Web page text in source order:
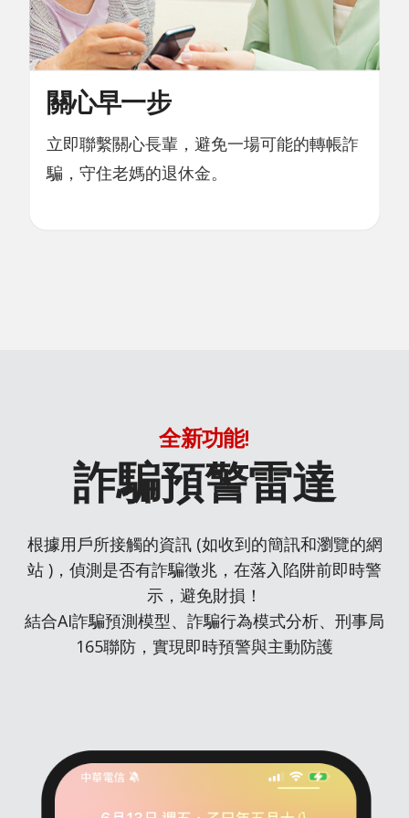
關心早一步
立即聯繫關心長輩，避免一場可能的轉帳詐
騙，守住老媽的退休金。
全新功能!
詐騙預警雷達
根據用戶所接觸的資訊 (如收到的簡訊和瀏覽的網
站 )，偵測是否有詐騙徵兆，在落入陷阱前即時警
示，避免財損！
結合AI詐騙預測模型、詐騙行為模式分析、刑事局
165聯防，實現即時預警與主動防護